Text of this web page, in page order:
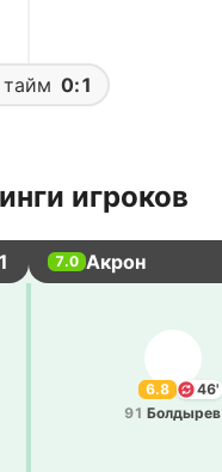
0:1
игроков
7.0 Акрон
6.8
46'
91 Бо­лды­рев